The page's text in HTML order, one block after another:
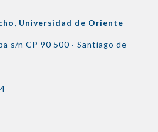
Universidad de Oriente
s/n CP 90 500 · Santiago de